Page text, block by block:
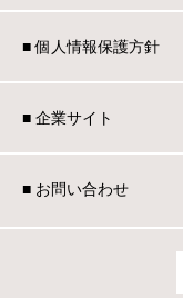
■ 個人情報保護方針
■ 企業サイト
■ お問い合わせ